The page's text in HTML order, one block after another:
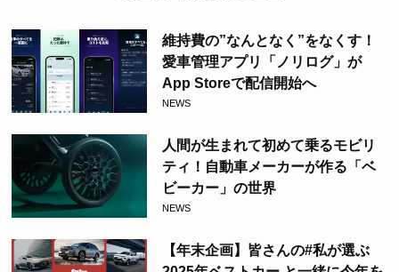
維持費の”なんとなく”をなくす！
愛車管理アプリ「ノリログ」が
App Storeで配信開始へ
NEWS
人間が生まれて初めて乗るモビリ
ティ！自動車メーカーが作る「ベ
ビーカー」の世界
NEWS
【年末企画】皆さんの#私が選ぶ